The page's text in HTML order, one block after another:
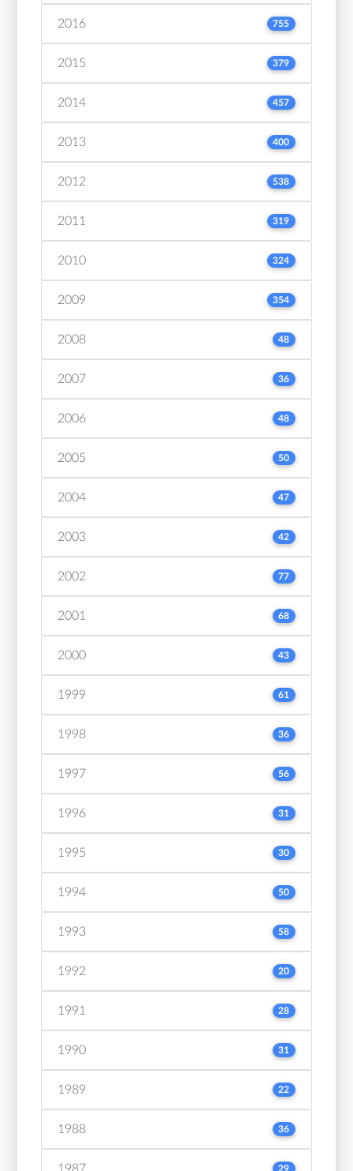
2016 755
2015 379
2014 457
2013 400
2012 538
2011 319
2010 324
2009 354
2008 48
2007 36
2006 48
2005 50
2004 47
2003 42
2002 77
2001 68
2000 43
1999 61
1998 36
1997 56
1996 31
1995 30
1994 50
1993 58
1992 20
1991 28
1990 31
1989 22
1988 36
1987 29